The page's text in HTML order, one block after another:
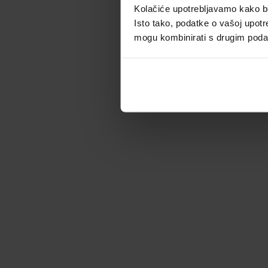
Kolačiće upotrebljavamo kako
Isto tako, podatke o vašoj
mogu kombinirati s drugim